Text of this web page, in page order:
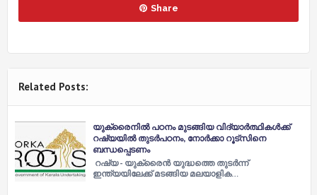
Share
Related Posts:
യുക്രൈനിൽ പഠനം മുടങ്ങിയ വിദ്യാർത്ഥികൾക്ക്
റഷ്യയിൽ തുടർപഠനം, നോർക്കാ റൂട്സിനെ
ബന്ധപ്പെടണം
റഷ്യ - യുക്രൈൻ യുദ്ധത്തെ തുടർന്ന്
ഇന്ത്യയിലേക്ക് മടങ്ങിയ മലയാളിക…